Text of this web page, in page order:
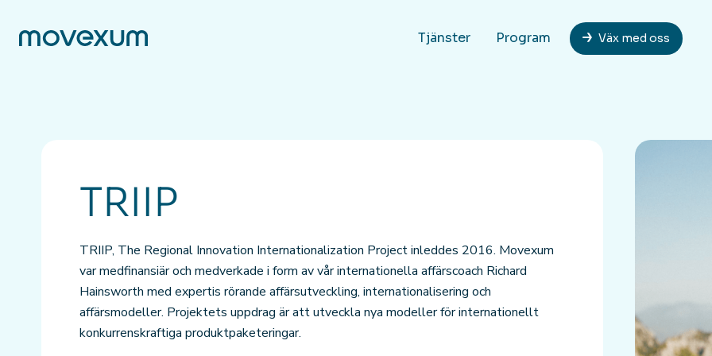
Tjänster Program Väx med oss
TRIIP
TRIIP, The Regional Innovation Internationalization Project inleddes 2016. Movexum
var medfinansiär och medverkade i form av vår internationella affärscoach Richard
Hainsworth med expertis rörande affärsutveckling, internationalisering och
affärsmodeller. Projektets uppdrag är att utveckla nya modeller för internationellt
konkurrenskraftiga produktpaketeringar.